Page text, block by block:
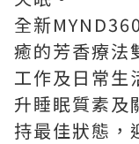
全新
癒的芳香療法
工作及日常生
升睡眠質素及
持最佳狀態，